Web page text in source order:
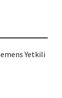
Yetkili